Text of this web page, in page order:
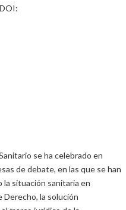
se ha celebrado en
de debate, en las que se han
situación sanitaria en
Derecho, la solución